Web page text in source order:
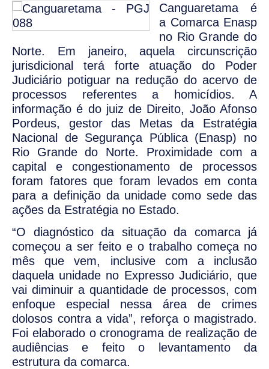
Canguaretama é
a Comarca Enasp
no Rio Grande do
Norte. Em janeiro, aquela circunscrição
jurisdicional terá forte atuação do Poder
Judiciário potiguar na redução do acervo de
processos referentes a homicídios. A
informação é do juiz de Direito, João Afonso
Pordeus, gestor das Metas da Estratégia
Nacional de Segurança Pública (Enasp) no
Rio Grande do Norte. Proximidade com a
capital e congestionamento de processos
foram fatores que foram levados em conta
para a definição da unidade como sede das
ações da Estratégia no Estado.
“O diagnóstico da situação da comarca já
começou a ser feito e o trabalho começa no
mês que vem, inclusive com a inclusão
daquela unidade no Expresso Judiciário, que
vai diminuir a quantidade de processos, com
enfoque especial nessa área de crimes
dolosos contra a vida”, reforça o magistrado.
Foi elaborado o cronograma de realização de
audiências e feito o levantamento da
estrutura da comarca.